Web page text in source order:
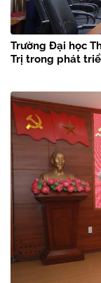
Trường Đại học
Trị trong phát